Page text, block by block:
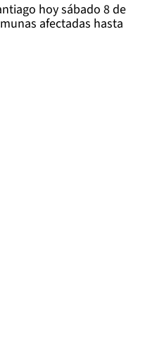
hoy sábado 8 de
afectadas hasta